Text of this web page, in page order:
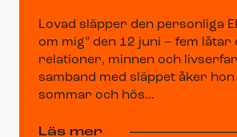
Lovad släpper den personliga
om mig” den 12 juni – fem låtar
relationer, minnen och
samband med släppet åker
sommar och hös...
Läs mer